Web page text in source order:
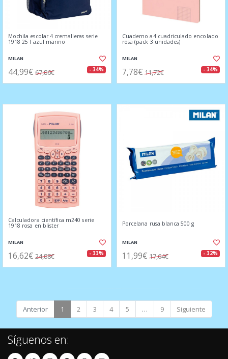
Mochila escolar 4 cremalleras serie
1918 25 l azul marino
MILAN
44,99€ 67,86€ - 34%
Cuaderno a4 cuadriculado encolado
rosa (pack 3 unidades)
MILAN
7,78€ 11,72€ - 34%
Calculadora científica m240 serie
1918 rosa en blister
MILAN
16,62€ 24,88€ - 33%
Porcelana rusa blanca 500 g
MILAN
11,99€ 17,64€ - 32%
Anterior 1 2 3 4 5 … 9 Siguiente
Síguenos en: